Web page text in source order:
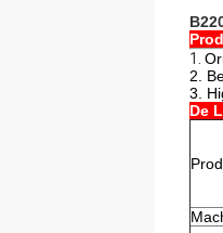
1.
2.
3.
De